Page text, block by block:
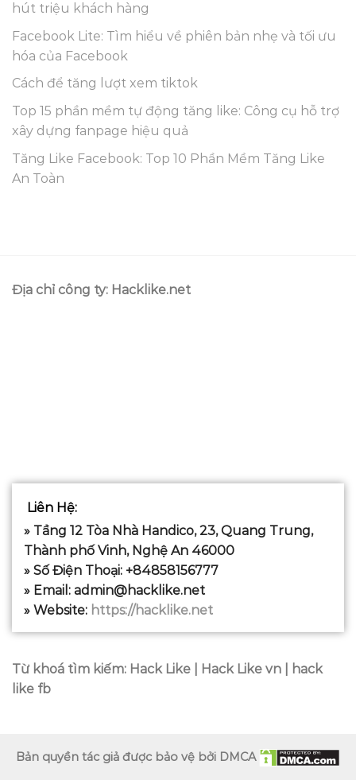
hút triệu khách hàng
Facebook Lite: Tìm hiểu về phiên bản nhẹ và tối ưu
hóa của Facebook
Cách để tăng lượt xem tiktok
Top 15 phần mềm tự động tăng like: Công cụ hỗ trợ
xây dựng fanpage hiệu quả
Tăng Like Facebook: Top 10 Phần Mềm Tăng Like
An Toàn
Địa chỉ công ty: Hacklike.net
Liên Hệ:
» Tầng 12 Tòa Nhà Handico, 23, Quang Trung,
Thành phố Vinh, Nghệ An 46000
» Số Điện Thoại: +84858156777
» Email: admin@hacklike.net
» Website: https://hacklike.net
Từ khoá tìm kiếm: Hack Like | Hack Like vn | hack
like fb
Bản quyền tác giả được bảo vệ bởi DMCA